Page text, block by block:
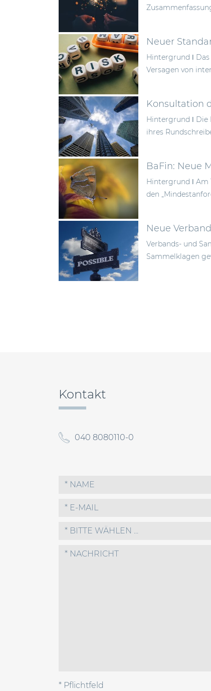
Neuer
Hintergrund ǀ
Versagen von
Konsultation
Hintergrund ǀ
ihres
BaFin: Neue
Hintergrund ǀ Am
den
Neue
Verbands- und
Sammelklagen
Kontakt
040 8080110-0
* BITTE WÄHLEN ...
* Pflichtfeld